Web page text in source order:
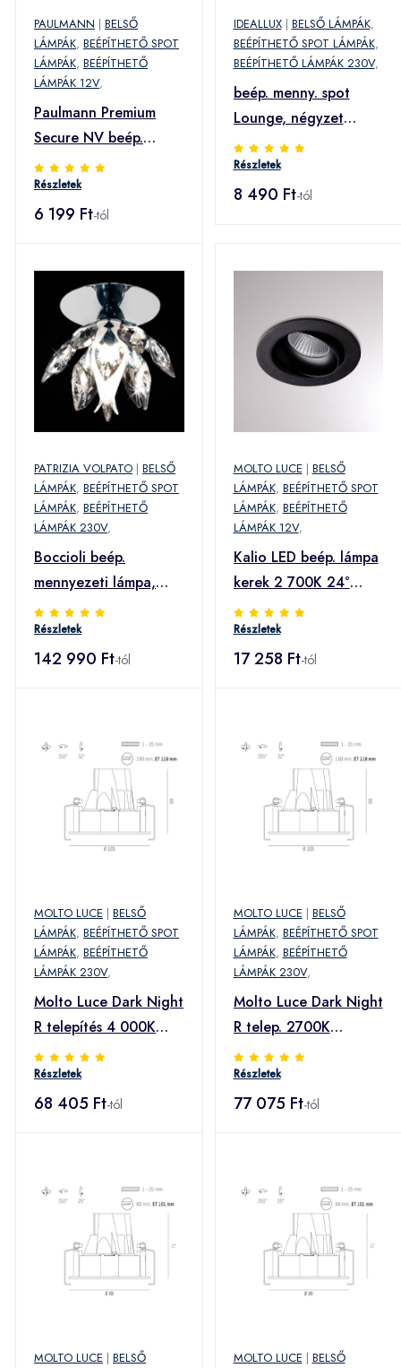
PAULMANN | BELSŐ
LÁMPÁK, BEÉPÍTHETŐ SPOT
LÁMPÁK, BEÉPÍTHETŐ
LÁMPÁK 12V,
Paulmann Premium
Secure NV beép.
lámpa, fehér
Részletek
6 199 Ft-tól
IDEALLUX| BELSŐ LÁMPÁK,
BEÉPÍTHETŐ SPOT LÁMPÁK,
BEÉPÍTHETŐ LÁMPÁK 230V,
beép. menny. spot
Lounge, négyzet
alakú, fehér
Részletek
8 490 Ft-tól
PATRIZIA VOLPATO | BELSŐ
LÁMPÁK, BEÉPÍTHETŐ SPOT
LÁMPÁK, BEÉPÍTHETŐ
LÁMPÁK 230V,
Boccioli beép.
mennyezeti lámpa,
átlátszó
Részletek
142 990 Ft-tól
MOLTO LUCE | BELSŐ
LÁMPÁK, BEÉPÍTHETŐ SPOT
LÁMPÁK, BEÉPÍTHETŐ
LÁMPÁK 12V,
Kalio LED beép. lámpa
kerek 2 700K 24°
fekete
Részletek
17 258 Ft-tól
MOLTO LUCE | BELSŐ
LÁMPÁK, BEÉPÍTHETŐ SPOT
LÁMPÁK, BEÉPÍTHETŐ
LÁMPÁK 230V,
Molto Luce Dark Night
R telepítés 4 000K
feh./fek.
Részletek
68 405 Ft-tól
MOLTO LUCE | BELSŐ
LÁMPÁK, BEÉPÍTHETŐ SPOT
LÁMPÁK, BEÉPÍTHETŐ
LÁMPÁK 230V,
Molto Luce Dark Night
R telep. 2700K
feh./ezüst
Részletek
77 075 Ft-tól
MOLTO LUCE | BELSŐ
MOLTO LUCE | BELSŐ